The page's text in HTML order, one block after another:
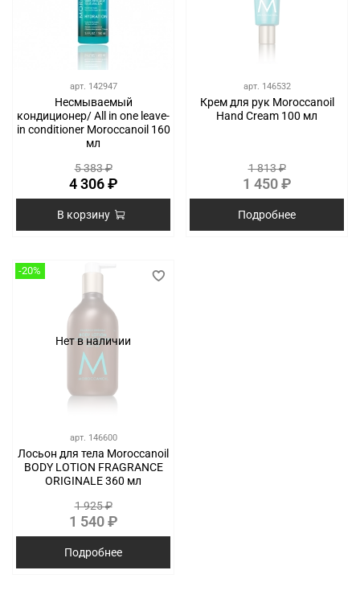
арт. 142947
Несмываемый
кондиционер/ All in one leave-
in conditioner Moroccanoil 160
мл
5 383 ₽
4 306 ₽
В корзину
арт. 146532
Крем для рук Moroccanoil
Hand Cream 100 мл
1 813 ₽
1 450 ₽
Подробнее
Нет в наличии
-20%
арт. 146600
Лосьон для тела Moroccanoil
BODY LOTION FRAGRANCE
ORIGINALE 360 мл
1 925 ₽
1 540 ₽
Подробнее